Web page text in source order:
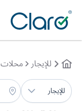
للإيجار محلات
للإيجار
الترتيب:تلقائي